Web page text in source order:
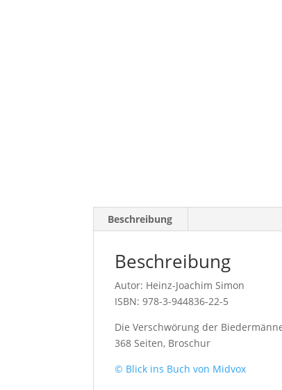
Beschreibung
Beschreibung
Autor: Heinz-Joachim Simon
ISBN: 978-3-944836-22-5
Die Verschwörung der
368 Seiten, Broschur
© Blick ins Buch von Midvox